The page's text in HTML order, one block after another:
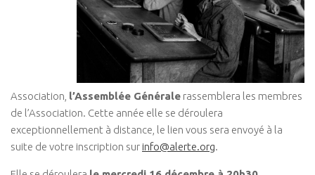
Association, l’Assemblée Générale rassemblera les membres
de l’Association. Cette année elle se déroulera
exceptionnellement à distance, le lien vous sera envoyé à la
suite de votre inscription sur info@alerte.org.